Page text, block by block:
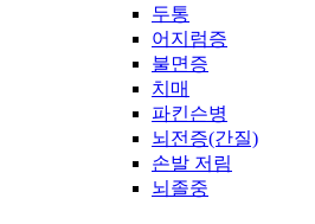
두통
어지럼증
불면증
치매
파킨슨병
뇌전증(간질)
손발 저림
뇌졸중